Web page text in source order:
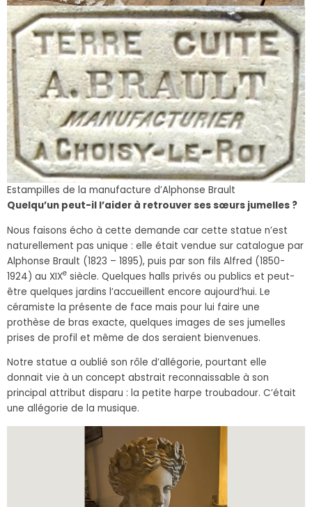
Estampilles de la manufacture d’Alphonse Brault
Quelqu’un peut-il l’aider à retrouver ses sœurs jumelles ?
Nous faisons écho à cette demande car cette statue n’est
naturellement pas unique : elle était vendue sur catalogue par
Alphonse Brault (1823 – 1895), puis par son fils Alfred (1850-
1924) au XIXe siècle. Quelques halls privés ou publics et peut-
être quelques jardins l’accueillent encore aujourd’hui. Le
céramiste la présente de face mais pour lui faire une
prothèse de bras exacte, quelques images de ses jumelles
prises de profil et même de dos seraient bienvenues.
Notre statue a oublié son rôle d’allégorie, pourtant elle
donnait vie à un concept abstrait reconnaissable à son
principal attribut disparu : la petite harpe troubadour. C’était
une allégorie de la musique.